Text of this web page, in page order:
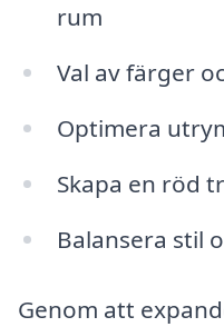
rum
Val av färger
Optimera
Skapa en röd
Balansera stil
Genom att